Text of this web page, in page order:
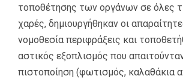
τοποθέτησης των οργάνων σε όλες
χαρές, δημιουργήθηκαν οι
νομοθεσία περιφράξεις και
αστικός εξοπλισμός που
πιστοποίηση (φωτισμός, καλαθάκια